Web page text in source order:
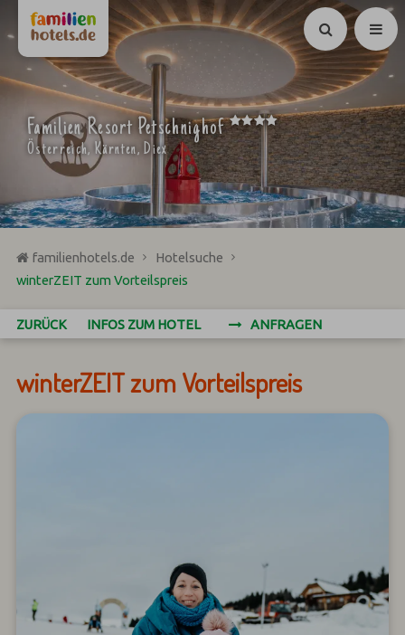
Suchen
Familien Resort Petschnighof ****
Österreich, Kärnten, Diex
familienhotels.de
Hotelsuche
winterZEIT zum Vorteilspreis
ZURÜCK INFOS ZUM HOTEL ANFRAGEN
winterZEIT zum Vorteilspreis